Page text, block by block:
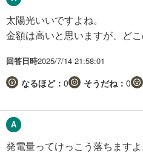
太陽光いいですよね。
金額は高いと思いますが、ど
回答日時2025/7/14 21:58:01
なるほど： 0 そうだね： 0
発電量ってけっこう落ちますよ